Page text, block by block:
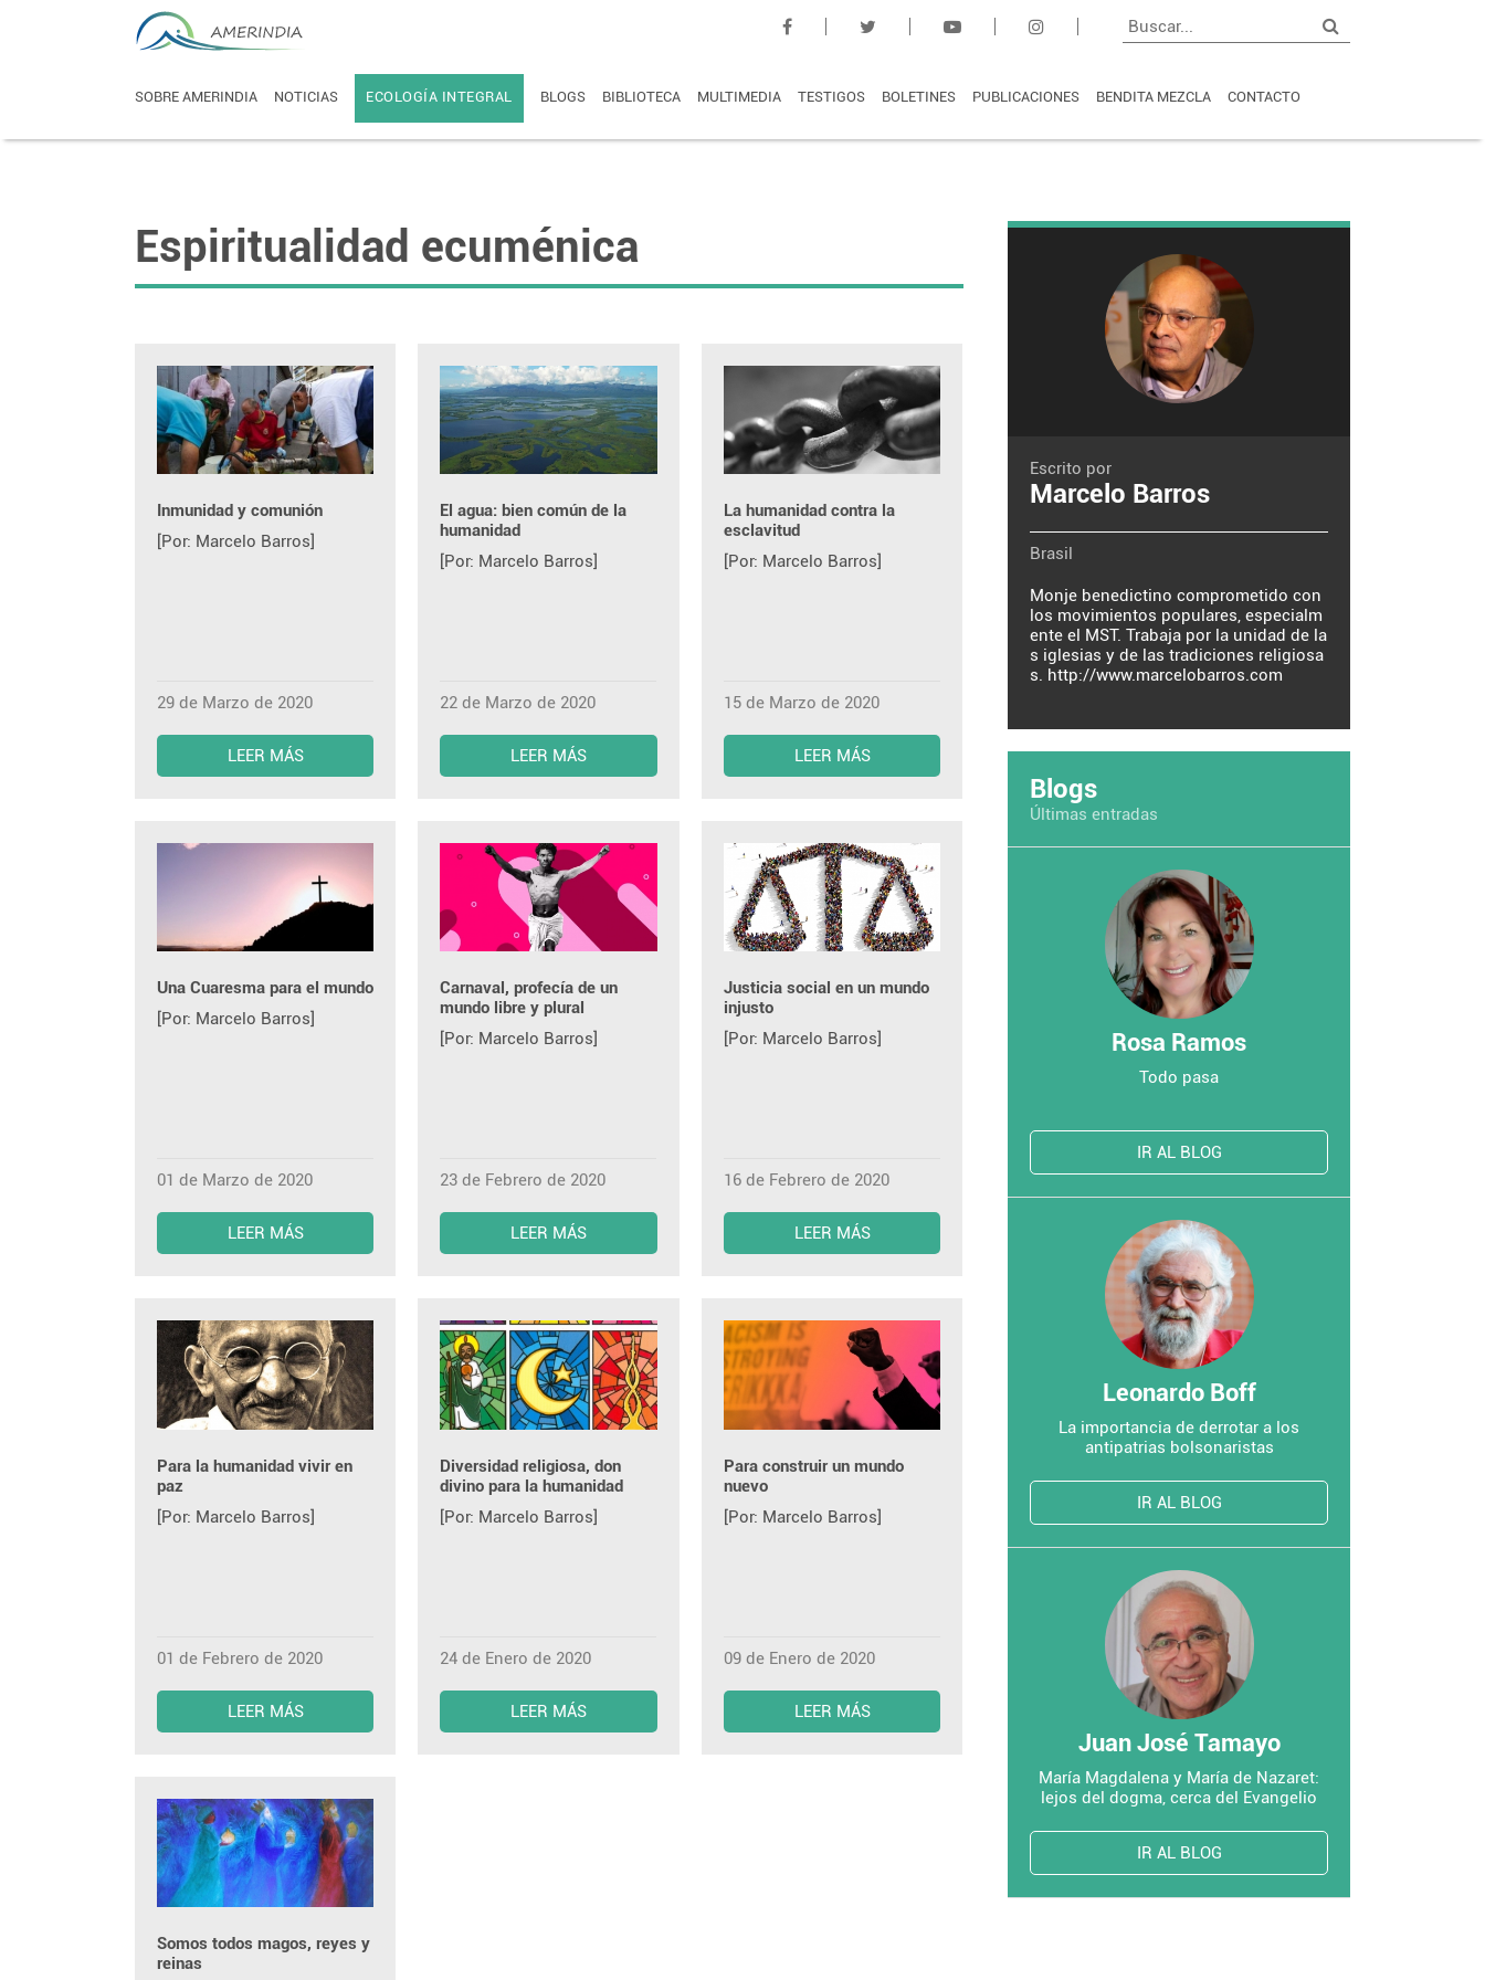
SOBRE AMERINDIA NOTICIAS ECOLOGÍA INTEGRAL BLOGS BIBLIOTECA MULTIMEDIA TESTIGOS BOLETINES PUBLICACIONES BENDITA MEZCLA CONTACTO
Espiritualidad ecuménica
Inmunidad y comunión
[Por: Marcelo Barros]
29 de Marzo de 2020
LEER MÁS
El agua: bien común de la
humanidad
[Por: Marcelo Barros]
22 de Marzo de 2020
LEER MÁS
La humanidad contra la
esclavitud
[Por: Marcelo Barros]
15 de Marzo de 2020
LEER MÁS
Una Cuaresma para el mundo
[Por: Marcelo Barros]
01 de Marzo de 2020
LEER MÁS
Carnaval, profecía de un
mundo libre y plural
[Por: Marcelo Barros]
23 de Febrero de 2020
LEER MÁS
Justicia social en un mundo
injusto
[Por: Marcelo Barros]
16 de Febrero de 2020
LEER MÁS
Para la humanidad vivir en
paz
[Por: Marcelo Barros]
01 de Febrero de 2020
LEER MÁS
Diversidad religiosa, don
divino para la humanidad
[Por: Marcelo Barros]
24 de Enero de 2020
LEER MÁS
Para construir un mundo
nuevo
[Por: Marcelo Barros]
09 de Enero de 2020
LEER MÁS
Somos todos magos, reyes y
reinas
Escrito por
Marcelo Barros
Brasil
Monje benedictino comprometido con
los movimientos populares, especialm
ente el MST. Trabaja por la unidad de la
s iglesias y de las tradiciones religiosa
s. http://www.marcelobarros.com
Blogs
Últimas entradas
Rosa Ramos
Todo pasa
IR AL BLOG
Leonardo Boff
La importancia de derrotar a los
antipatrias bolsonaristas
IR AL BLOG
Juan José Tamayo
María Magdalena y María de Nazaret:
lejos del dogma, cerca del Evangelio
IR AL BLOG